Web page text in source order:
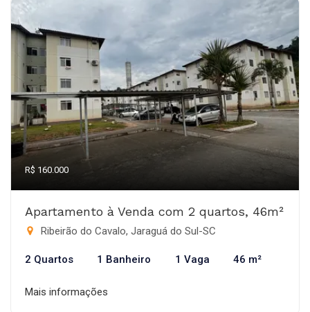
R$ 160.000
Apartamento à Venda com 2 quartos, 46m²
Ribeirão do Cavalo, Jaraguá do Sul-SC
2 Quartos 1 Banheiro 1 Vaga 46 m²
Mais informações